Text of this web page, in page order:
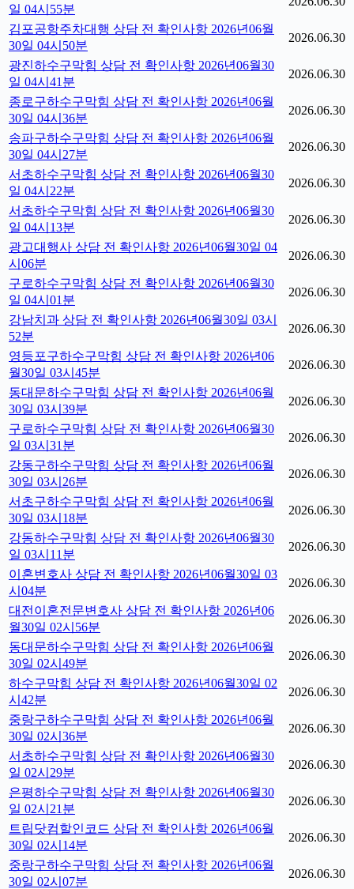
일 04시55분
김포공항주차대행 상담 전 확인사항 2026년06월
30일 04시50분
2026.06.30
광진하수구막힘 상담 전 확인사항 2026년06월30
일 04시41분
2026.06.30
종로구하수구막힘 상담 전 확인사항 2026년06월
30일 04시36분
2026.06.30
송파구하수구막힘 상담 전 확인사항 2026년06월
30일 04시27분
2026.06.30
서초하수구막힘 상담 전 확인사항 2026년06월30
일 04시22분
2026.06.30
서초하수구막힘 상담 전 확인사항 2026년06월30
일 04시13분
2026.06.30
광고대행사 상담 전 확인사항 2026년06월30일 04
시06분
2026.06.30
구로하수구막힘 상담 전 확인사항 2026년06월30
일 04시01분
2026.06.30
강남치과 상담 전 확인사항 2026년06월30일 03시
52분
2026.06.30
영등포구하수구막힘 상담 전 확인사항 2026년06
월30일 03시45분
2026.06.30
동대문하수구막힘 상담 전 확인사항 2026년06월
30일 03시39분
2026.06.30
구로하수구막힘 상담 전 확인사항 2026년06월30
일 03시31분
2026.06.30
강동구하수구막힘 상담 전 확인사항 2026년06월
30일 03시26분
2026.06.30
서초구하수구막힘 상담 전 확인사항 2026년06월
30일 03시18분
2026.06.30
강동하수구막힘 상담 전 확인사항 2026년06월30
일 03시11분
2026.06.30
이혼변호사 상담 전 확인사항 2026년06월30일 03
시04분
2026.06.30
대전이혼전문변호사 상담 전 확인사항 2026년06
월30일 02시56분
2026.06.30
동대문하수구막힘 상담 전 확인사항 2026년06월
30일 02시49분
2026.06.30
하수구막힘 상담 전 확인사항 2026년06월30일 02
시42분
2026.06.30
중랑구하수구막힘 상담 전 확인사항 2026년06월
30일 02시36분
2026.06.30
서초하수구막힘 상담 전 확인사항 2026년06월30
일 02시29분
2026.06.30
은평하수구막힘 상담 전 확인사항 2026년06월30
일 02시21분
2026.06.30
트립닷컴할인코드 상담 전 확인사항 2026년06월
30일 02시14분
2026.06.30
중랑구하수구막힘 상담 전 확인사항 2026년06월
30일 02시07분
2026.06.30